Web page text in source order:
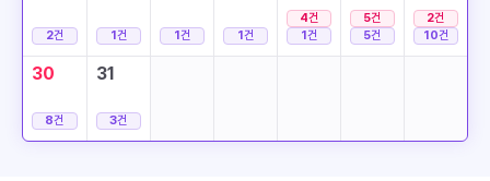
2건 1건 1건 1건
4건
1건
5건
5건
2건
10건
30
8건
31
3건